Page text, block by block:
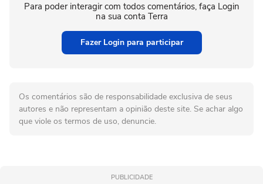
Para poder interagir com todos comentários, faça Login
na sua conta Terra
Fazer Login para participar
Os comentários são de responsabilidade exclusiva de seus
autores e não representam a opinião deste site. Se achar algo
que viole os termos de uso, denuncie.
PUBLICIDADE